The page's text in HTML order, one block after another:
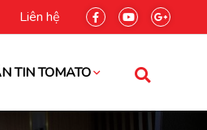
Liên hệ
TIN TOMATO